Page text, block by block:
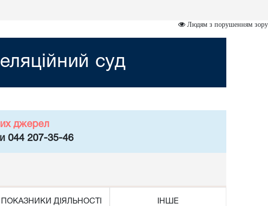
Людям з порушенням зору
суд
джерел
044 207-35-46
ПОКАЗНИКИ ДІЯЛЬНОСТІ ІНШЕ